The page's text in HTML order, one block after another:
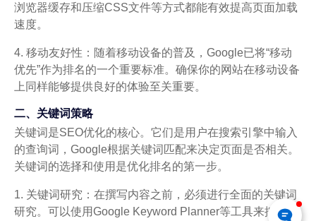
浏览器缓存和压缩CSS文件等方式都能有效提高页面加载
速度。
4. 移动友好性：随着移动设备的普及，Google已将“移动
优先”作为排名的一个重要标准。确保你的网站在移动设备
上同样能够提供良好的体验至关重要。
二、关键词策略
关键词是SEO优化的核心。它们是用户在搜索引擎中输入
的查询词，Google根据关键词匹配来决定页面是否相关。
关键词的选择和使用是优化排名的第一步。
1. 关键词研究：在撰写内容之前，必须进行全面的关键词
研究。可以使用Google Keyword Planner等工具来挖掘出